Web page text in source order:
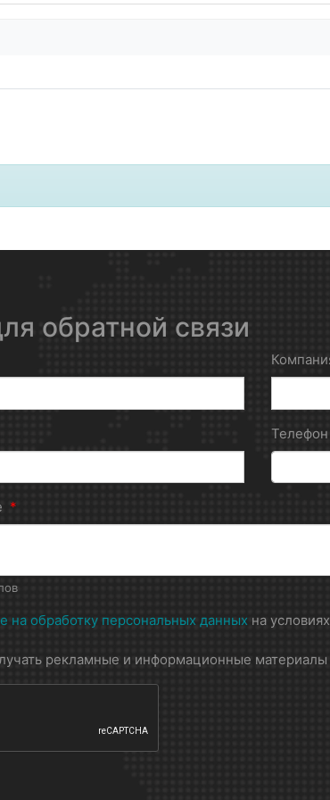
обратной связи
*
на обработку персональных данных на
рекламные и информационные материалы